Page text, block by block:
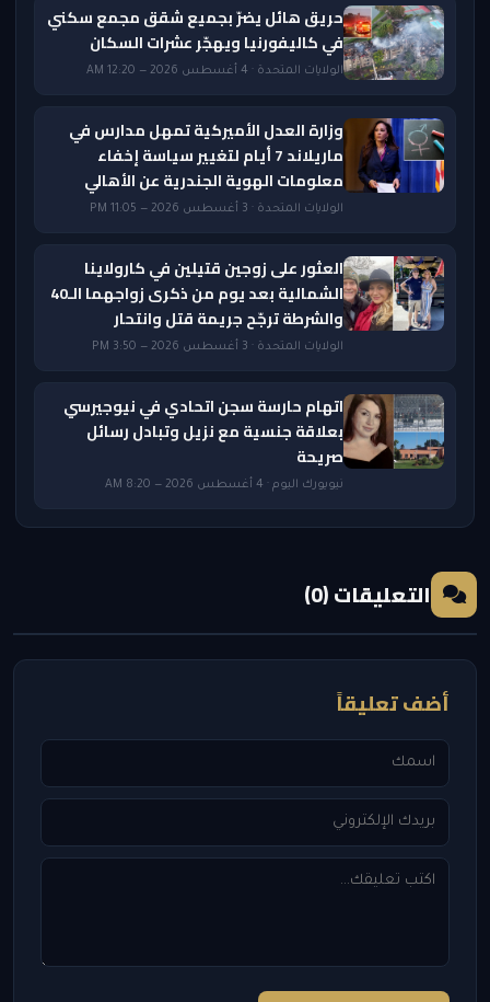
حريق هائل يضرّ بجميع شقق مجمع سكني
في كاليفورنيا ويهجّر عشرات السكان
الولايات المتحدة · 4 أغسطس 2026 — 12:20 AM
وزارة العدل الأميركية تمهل مدارس في
ماريلاند 7 أيام لتغيير سياسة إخفاء
معلومات الهوية الجندرية عن الأهالي
الولايات المتحدة · 3 أغسطس 2026 — 11:05 PM
العثور على زوجين قتيلين في كارولاينا
الشمالية بعد يوم من ذكرى زواجهما الـ40
والشرطة ترجّح جريمة قتل وانتحار
الولايات المتحدة · 3 أغسطس 2026 — 3:50 PM
اتهام حارسة سجن اتحادي في نيوجيرسي
بعلاقة جنسية مع نزيل وتبادل رسائل
صريحة
نيويورك اليوم · 4 أغسطس 2026 — 8:20 AM
التعليقات (0)
أضف تعليقاً